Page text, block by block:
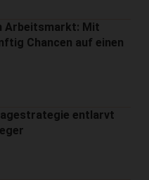
Arbeitsmarkt: Mit
Chancen auf einen
entlarvt